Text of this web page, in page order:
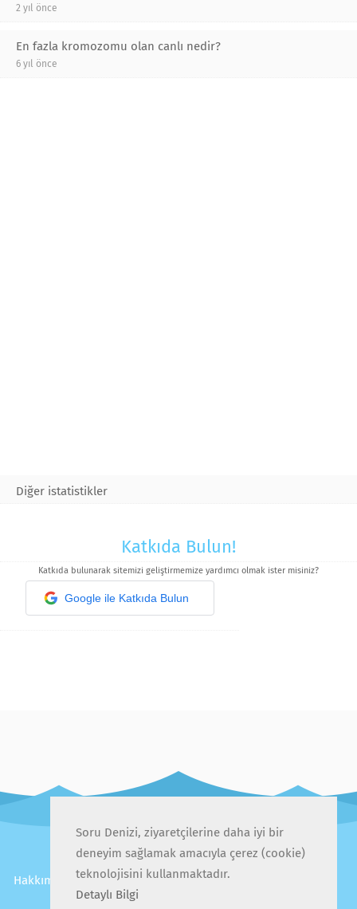
2 yıl önce
En fazla kromozomu olan canlı nedir?
6 yıl önce
Diğer istatistikler
Katkıda Bulun!
Katkıda bulunarak sitemizi geliştirmemize yardımcı olmak ister misiniz?
Google ile Katkıda Bulun
Hakkımızda İletişim Gizlilik Politikası
Kullanıcı Sözleşmesi
Sıkça Sorulan Sorular
Soru Denizi, ziyaretçilerine daha iyi bir
deneyim sağlamak amacıyla çerez (cookie)
teknolojisini kullanmaktadır.
Detaylı Bilgi